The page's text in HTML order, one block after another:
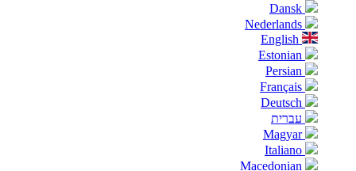
Dansk
Nederlands
English
Estonian
Persian
Français
Deutsch
עברית
Magyar
Italiano
Macedonian